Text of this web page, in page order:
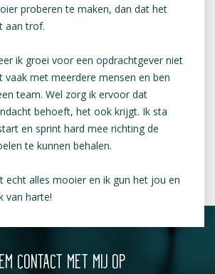
proberen te maken, dan dat het
aan trof.
ik groei voor een opdrachtgever niet
vaak met meerdere mensen en ben
team. Wel zorg ik ervoor dat
behoeft, het ook krijgt. Ik sta
en sprint hard mee richting de
te kunnen behalen.
echt alles mooier en ik gun het jou en
van harte!
CONTACT MET MIJ OP